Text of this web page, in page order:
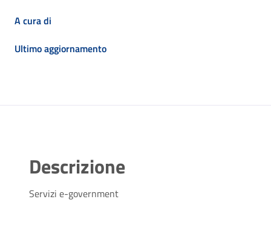
A cura di
Ultimo aggiornamento
Descrizione
Servizi e-government